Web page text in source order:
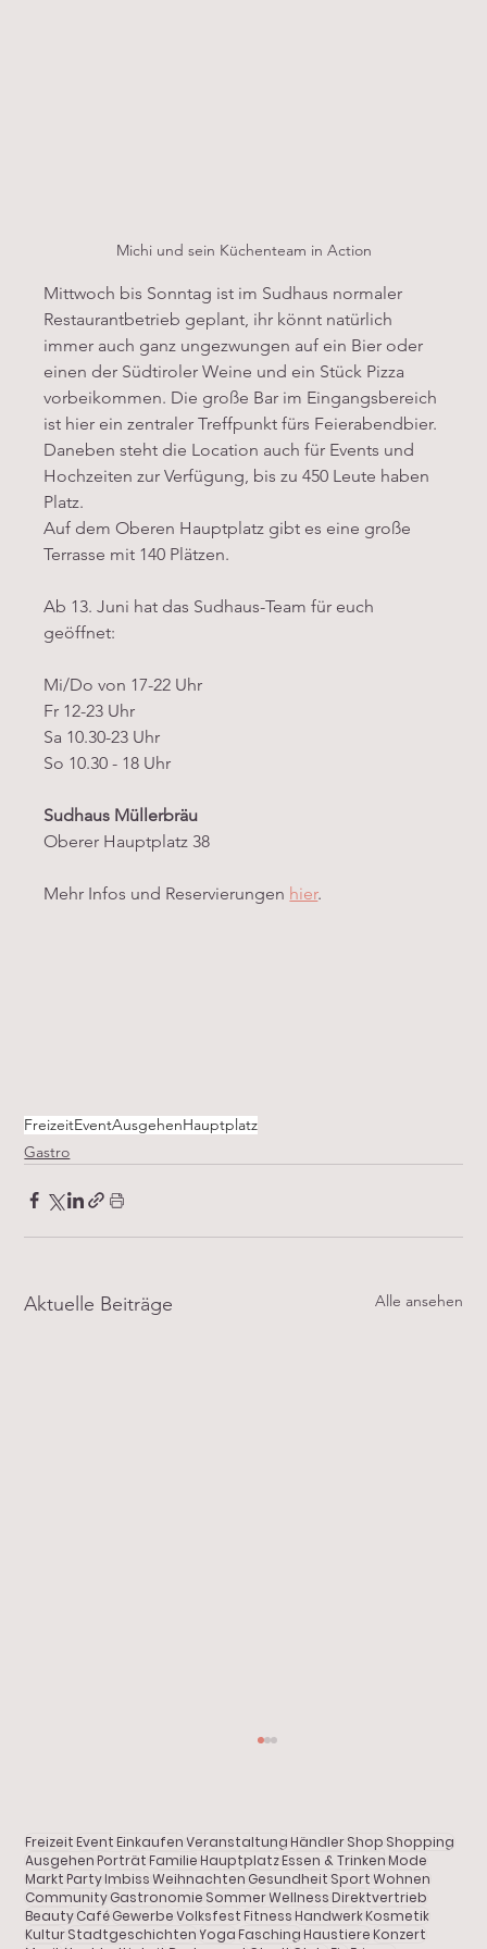
Michi und sein Küchenteam in Action
Mittwoch bis Sonntag ist im Sudhaus normaler
Restaurantbetrieb geplant, ihr könnt natürlich
immer auch ganz ungezwungen auf ein Bier oder
einen der Südtiroler Weine und ein Stück Pizza
vorbeikommen. Die große Bar im Eingangsbereich
ist hier ein zentraler Treffpunkt fürs Feierabendbier.
Daneben steht die Location auch für Events und
Hochzeiten zur Verfügung, bis zu 450 Leute haben
Platz.
Auf dem Oberen Hauptplatz gibt es eine große
Terrasse mit 140 Plätzen.
Ab 13. Juni hat das Sudhaus-Team für euch
geöffnet:
Mi/Do von 17-22 Uhr
Fr 12-23 Uhr
Sa 10.30-23 Uhr
So 10.30 - 18 Uhr
Sudhaus Müllerbräu
Oberer Hauptplatz 38
Mehr Infos und Reservierungen hier.
FreizeitEventAusgehenHauptplatz
Gastro
Aktuelle Beiträge Alle ansehen
FreizeitEventEinkaufenVeranstaltungHändlerShop Shopping
AusgehenPorträtFamilieHauptplatzEssen & TrinkenMode
MarktPartyImbiss Weihnachten Gesundheit Sport Wohnen
CommunityGastronomie SommerWellnessDirektvertrieb
BeautyCaféGewerbeVolksfestFitnessHandwerkKosmetik
KulturStadtgeschichten YogaFaschingHaustiereKonzert
Shopping
Gastronomie